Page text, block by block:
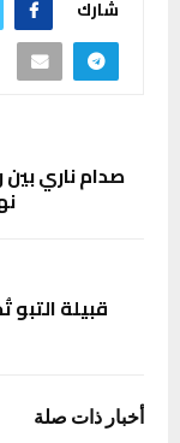
شارك
صدام ناري
قبيلة
أخبار ذات صلة